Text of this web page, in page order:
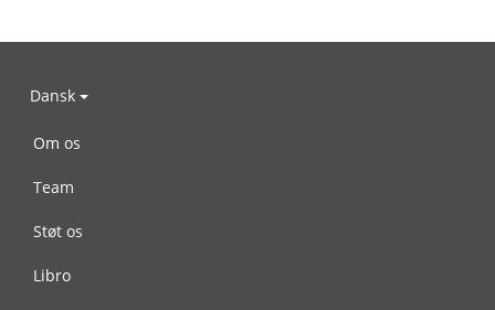
Dansk
Om os
Team
Støt os
Libro